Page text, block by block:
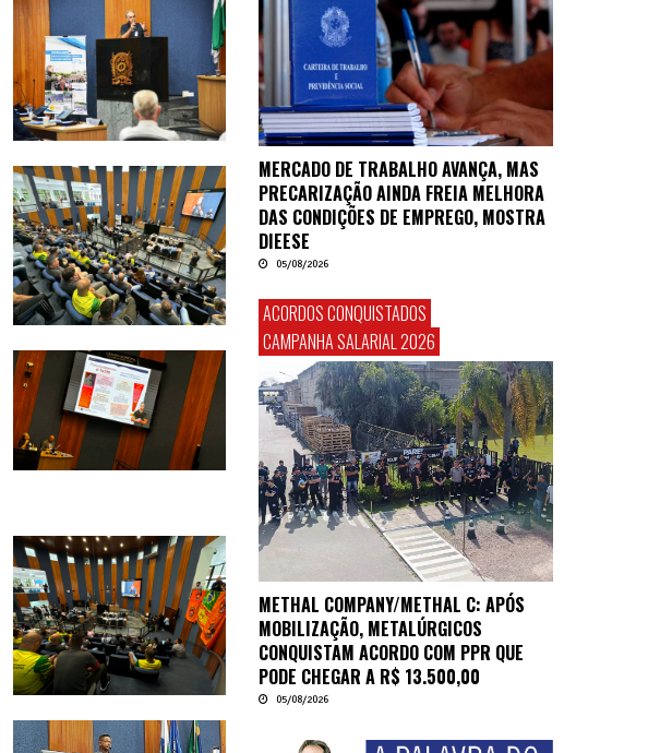
MERCADO DE TRABALHO AVANÇA, MAS
PRECARIZAÇÃO AINDA FREIA MELHORA
DAS CONDIÇÕES DE EMPREGO, MOSTRA
DIEESE
05/08/2026
ACORDOS CONQUISTADOS
CAMPANHA SALARIAL 2026
METHAL COMPANY/METHAL C: APÓS
MOBILIZAÇÃO, METALÚRGICOS
CONQUISTAM ACORDO COM PPR QUE
PODE CHEGAR A R$ 13.500,00
05/08/2026